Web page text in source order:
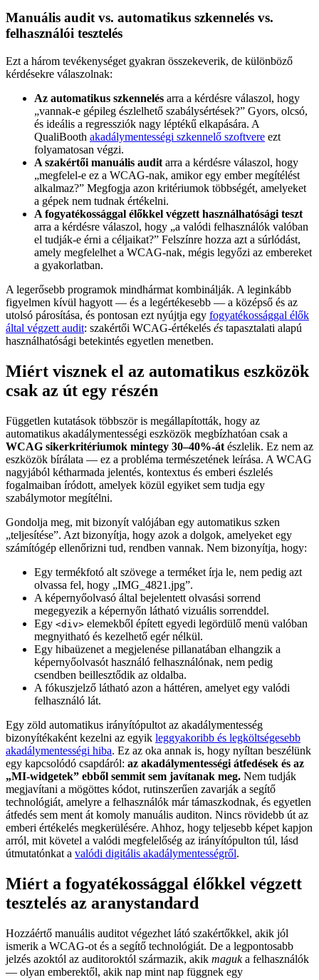
Manuális audit vs. automatikus szkennelés vs.
felhasználói tesztelés
Ezt a három tevékenységet gyakran összekeverik, de különböző
kérdésekre válaszolnak:
Az automatikus szkennelés arra a kérdésre válaszol, hogy
„vannak-e gépileg észlelhető szabálysértések?” Gyors, olcsó,
és ideális a regressziók nagy léptékű elkapására. A
QualiBooth akadálymentességi szkennelő szoftvere ezt
folyamatosan végzi.
A szakértői manuális audit arra a kérdésre válaszol, hogy
„megfelel-e ez a WCAG-nak, amikor egy ember megítélést
alkalmaz?” Megfogja azon kritériumok többségét, amelyeket
a gépek nem tudnak értékelni.
A fogyatékossággal élőkkel végzett használhatósági teszt
arra a kérdésre válaszol, hogy „a valódi felhasználók valóban
el tudják-e érni a céljaikat?” Felszínre hozza azt a súrlódást,
amely megfelelhet a WCAG-nak, mégis legyőzi az embereket
a gyakorlatban.
A legerősebb programok mindhármat kombinálják. A leginkább
figyelmen kívül hagyott — és a legértékesebb — a középső és az
utolsó párosítása, és pontosan ezt nyújtja egy fogyatékossággal élők
által végzett audit: szakértői WCAG-értékelés és tapasztalati alapú
használhatósági betekintés egyetlen menetben.
Miért visznek el az automatikus eszközök
csak az út egy részén
Független kutatások többször is megállapították, hogy az
automatikus akadálymentességi eszközök megbízhatóan csak a
WCAG sikerkritériumok mintegy 30–40%-át észlelik. Ez nem az
eszközök bírálata — ez a probléma természetének leírása. A WCAG
nagyjából kétharmada jelentés, kontextus és emberi észlelés
fogalmaiban íródott, amelyek közül egyiket sem tudja egy
szabálymotor megítélni.
Gondolja meg, mit bizonyít valójában egy automatikus szken
„teljesítése”. Azt bizonyítja, hogy azok a dolgok, amelyeket egy
számítógép ellenőrizni tud, rendben vannak. Nem bizonyítja, hogy:
Egy termékfotó alt szövege a terméket írja le, nem pedig azt
olvassa fel, hogy „IMG_4821.jpg”.
A képernyőolvasó által bejelentett olvasási sorrend
megegyezik a képernyőn látható vizuális sorrenddel.
Egy <div> elemekből épített egyedi legördülő menü valóban
megnyitható és kezelhető egér nélkül.
Egy hibaüzenet a megjelenése pillanatában elhangzik a
képernyőolvasót használó felhasználónak, nem pedig
csendben beillesztődik az oldalba.
A fókuszjelző látható azon a háttéren, amelyet egy valódi
felhasználó lát.
Egy zöld automatikus irányítópultot az akadálymentesség
bizonyítékaként kezelni az egyik leggyakoribb és legköltségesebb
akadálymentességi hiba. Ez az oka annak is, hogy nyíltan beszélünk
egy kapcsolódó csapdáról: az akadálymentességi átfedések és az
„MI-widgetek” ebből semmit sem javítanak meg. Nem tudják
megjavítani a mögöttes kódot, rutinszerűen zavarják a segítő
technológiát, amelyre a felhasználók már támaszkodnak, és egyetlen
átfedés sem ment át komoly manuális auditon. Nincs rövidebb út az
emberi értékelés megkerülésére. Ahhoz, hogy teljesebb képet kapjon
arról, mit követel a valódi megfelelőség az irányítópulton túl, lásd
útmutatónkat a valódi digitális akadálymentességről.
Miért a fogyatékossággal élőkkel végzett
tesztelés az aranystandard
Hozzáértő manuális auditot végezhet látó szakértőkkel, akik jól
ismerik a WCAG-ot és a segítő technológiát. De a legpontosabb
jelzés azoktól az auditoroktól származik, akik maguka felhasználók
— olyan emberektől, akik nap mint nap függnek egy